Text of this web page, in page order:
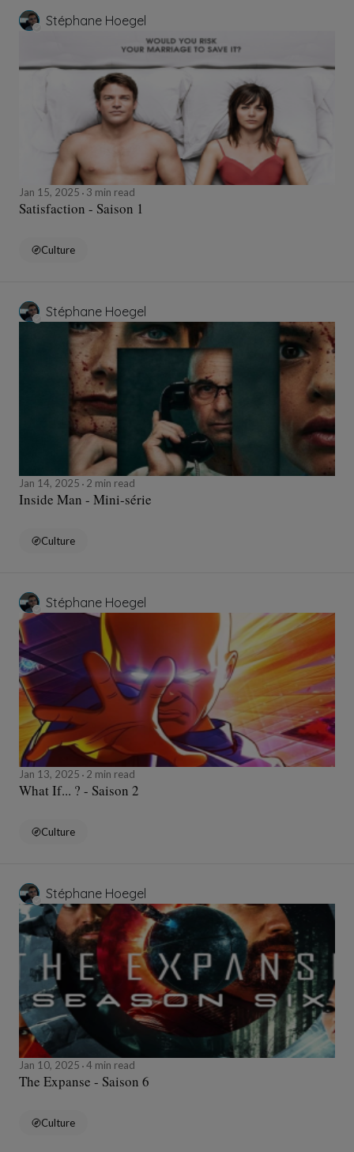
Stéphane Hoegel
Jan 15, 2025 3 min read
Satisfaction - Saison 1
Culture
Stéphane Hoegel
Jan 14, 2025 2 min read
Inside Man - Mini-série
Culture
Stéphane Hoegel
Jan 13, 2025 2 min read
What If... ? - Saison 2
Culture
Stéphane Hoegel
Jan 10, 2025 4 min read
The Expanse - Saison 6
Culture